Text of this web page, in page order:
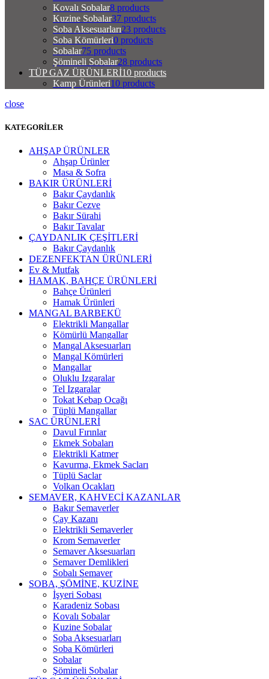
Kovalı Sobalar8 products
Kuzine Sobalar37 products
Soba Aksesuarları23 products
Soba Kömürleri0 products
Sobalar75 products
Şömineli Sobalar28 products
TÜP GAZ ÜRÜNLERİ10 products
Kamp Ürünleri10 products
close
KATEGORİLER
AHŞAP ÜRÜNLER
Ahşap Ürünler
Masa & Sofra
BAKIR ÜRÜNLERİ
Bakır Çaydanlık
Bakır Cezve
Bakır Sürahi
Bakır Tavalar
ÇAYDANLIK ÇEŞİTLERİ
Bakır Çaydanlık
DEZENFEKTAN ÜRÜNLERİ
Ev & Mutfak
HAMAK, BAHÇE ÜRÜNLERİ
Bahçe Ürünleri
Hamak Ürünleri
MANGAL BARBEKÜ
Elektrikli Mangallar
Kömürlü Mangallar
Mangal Aksesuarları
Mangal Kömürleri
Mangallar
Oluklu Izgaralar
Tel Izgaralar
Tokat Kebap Ocağı
Tüplü Mangallar
SAC ÜRÜNLERİ
Davul Fırınlar
Ekmek Sobaları
Elektrikli Katmer
Kavurma, Ekmek Sacları
Tüplü Saclar
Volkan Ocakları
SEMAVER, KAHVECİ KAZANLAR
Bakır Semaverler
Çay Kazanı
Elektrikli Semaverler
Krom Semaverler
Semaver Aksesuarları
Semaver Demlikleri
Sobalı Semaver
SOBA, ŞÖMİNE, KUZİNE
İşyeri Sobası
Karadeniz Sobası
Kovalı Sobalar
Kuzine Sobalar
Soba Aksesuarları
Soba Kömürleri
Sobalar
Şömineli Sobalar